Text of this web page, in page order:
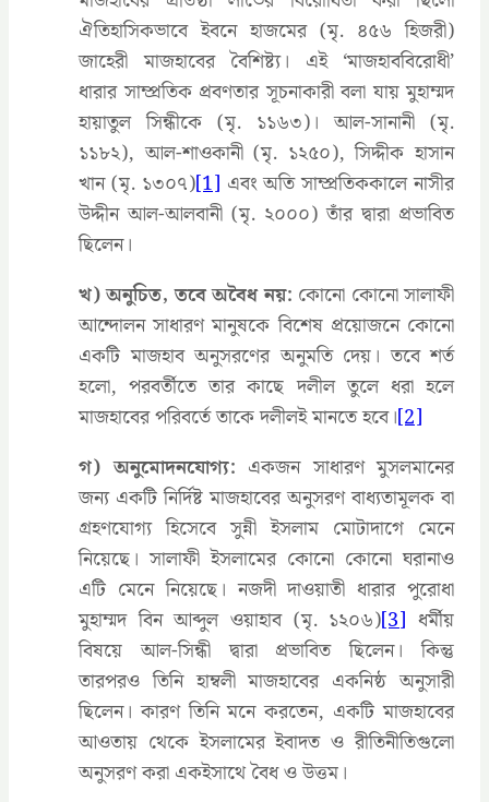
ঐতিহাসিকভাবে ইবনে হাজমের (মৃ. ৪৫৬ হিজরী)
জাহেরী মাজহাবের বৈশিষ্ট্য। এই ‘মাজহাববিরোধী’
ধারার সাম্প্রতিক প্রবণতার সূচনাকারী বলা যায় মুহাম্মদ
হায়াতুল সিন্ধীকে (মৃ. ১১৬৩)। আল-সানানী (মৃ.
১১৮২), আল-শাওকানী (মৃ. ১২৫০), সিদ্দীক হাসান
খান (মৃ. ১৩০৭)[1] এবং অতি সাম্প্রতিককালে নাসীর
উদ্দীন আল-আলবানী (মৃ. ২০০০) তাঁর দ্বারা প্রভাবিত
ছিলেন।
খ) অনুচিত, তবে অবৈধ নয়: কোনো কোনো সালাফী
আন্দোলন সাধারণ মানুষকে বিশেষ প্রয়োজনে কোনো
একটি মাজহাব অনুসরণের অনুমতি দেয়। তবে শর্ত
হলো, পরবর্তীতে তার কাছে দলীল তুলে ধরা হলে
মাজহাবের পরিবর্তে তাকে দলীলই মানতে হবে।[2]
গ) অনুমোদনযোগ্য: একজন সাধারণ মুসলমানের
জন্য একটি নির্দিষ্ট মাজহাবের অনুসরণ বাধ্যতামূলক বা
গ্রহণযোগ্য হিসেবে সুন্নী ইসলাম মোটাদাগে মেনে
নিয়েছে। সালাফী ইসলামের কোনো কোনো ঘরানাও
এটি মেনে নিয়েছে। নজদী দাওয়াতী ধারার পুরোধা
মুহাম্মদ বিন আব্দুল ওয়াহাব (মৃ. ১২০৬)[3] ধর্মীয়
বিষয়ে আল-সিন্ধী দ্বারা প্রভাবিত ছিলেন। কিন্তু
তারপরও তিনি হাম্বলী মাজহাবের একনিষ্ঠ অনুসারী
ছিলেন। কারণ তিনি মনে করতেন, একটি মাজহাবের
আওতায় থেকে ইসলামের ইবাদত ও রীতিনীতিগুলো
অনুসরণ করা একইসাথে বৈধ ও উত্তম।